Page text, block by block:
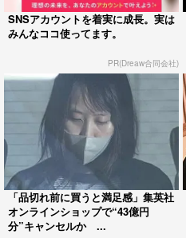
SNSアカウントを着実に成長。実は
みんなココ使ってます。
PR(Dreaw合同会社)
「品切れ前に買うと満足感」集英社
オンラインショップで“43億円
分”キャンセルか ...